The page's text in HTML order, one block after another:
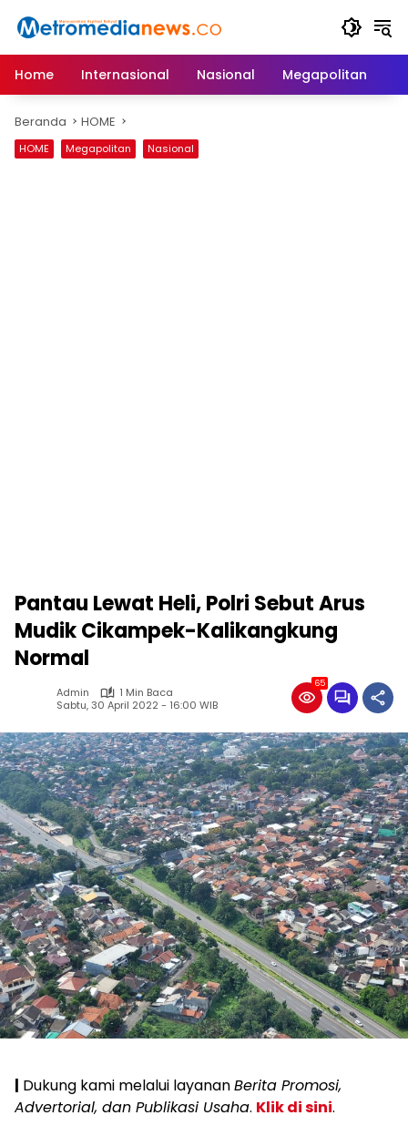
Home
Internasional Nasional Megapolitan
Beranda HOME
HOME Megapolitan Nasional
Pantau Lewat Heli, Polri Sebut Arus
Mudik Cikampek-Kalikangkung
Normal
Admin
1 Min Baca
Sabtu, 30 April 2022 - 16:00 WIB
65
| Dukung kami melalui layananBerita Promosi,
Advertorial, dan Publikasi Usaha. Klik di sini.